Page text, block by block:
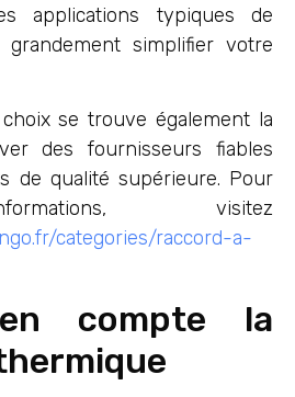
applications typiques de
simplifier votre
se trouve également la
des fournisseurs fiables
de qualité supérieure. Pour
visitez
categories/raccord-a-
compte la